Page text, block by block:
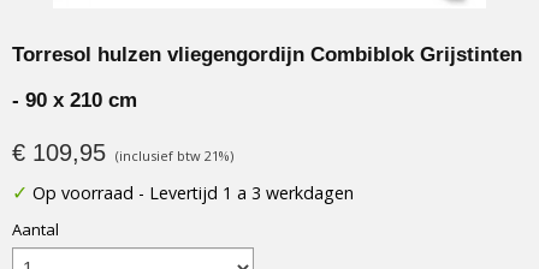
Torresol hulzen vliegengordijn Combiblok Grijstinten
- 90 x 210 cm
€ 109,95 (inclusief btw 21%)
✓ Op voorraad - Levertijd 1 a 3 werkdagen
Aantal